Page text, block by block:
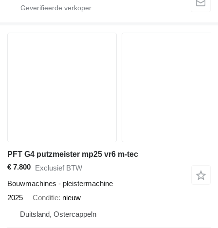
PFT G4 putzmeister mp25 vr6 m-tec
€ 7.800 Exclusief BTW
Bouwmachines - pleistermachine
2025
Conditie nieuw
Duitsland, Ostercappeln